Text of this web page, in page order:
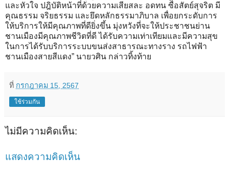
และหัวใจ ปฎิบัติหน้าที่ด้วยความเสียสละ อดทน ซื่อสัตย์สุจริต มี
คุณธรรม จริยธรรม และยึดหลักธรรมาภิบาล เพื่อยกระดับการ
ให้บริการให้มีคุณภาพที่ดียิ่งขึ้น มุ่งหวังที่จะให้ประชาชนย่าน
ชานเมืองมีคุณภาพชีวิตที่ดี ได้รับความเท่าเทียมและมีความสุข
ในการได้รับบริการระบบขนส่งสาธารณะทางราง รถไฟฟ้า
ชานเมืองสายสีแดง” นายวศิน กล่าวทิ้งท้าย
ที่ กรกฎาคม 15, 2567
ใช้ร่วมกัน
ไม่มีความคิดเห็น:
แสดงความคิดเห็น